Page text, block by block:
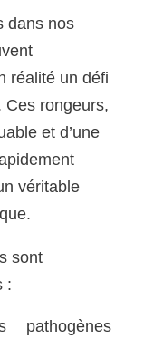
dans nos
réalité un défi
Ces rongeurs,
et d’une
véritable
sont
:
pathogènes